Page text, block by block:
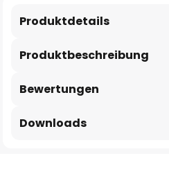
Produktbeschreibung
Produktdetails
Bewertungen
Downloads